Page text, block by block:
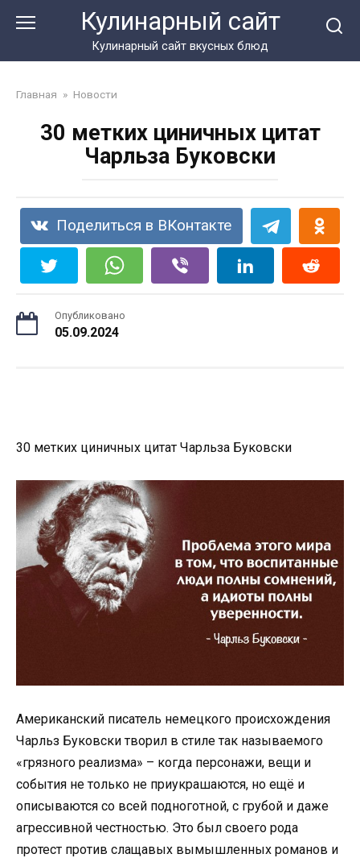
Кулинарный сайт
Кулинарный сайт вкусных блюд
Главная » Новости
30 мeткиx циничныx цитaт
Чapльзa Букoвcки
Поделиться в ВКонтакте
Опубликовано
05.09.2024
30 мeткиx циничныx цитaт Чapльзa Букoвcки
Американский писатель немецкого происхождения
Чарльз Буковски творил в стиле так называемого
«грязного реализма» – когда персонажи, вещи и
события не только не приукрашаются, но ещё и
описываются со всей подноготной, с грубой и даже
агрессивной честностью. Это был своего рода
протест против слащавых вымышленных романов и